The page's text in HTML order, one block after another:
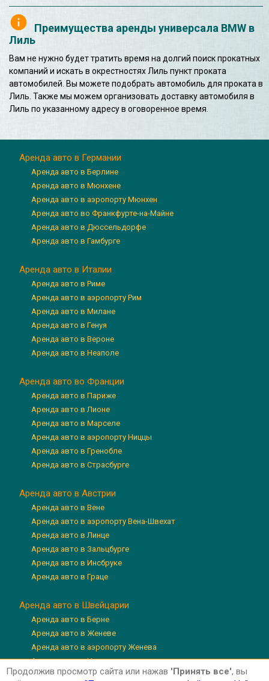
Преимущества аренды универсала BMW в
Лиль
Вам не нужно будет тратить время на долгий поиск прокатных
компаний и искать в окрестностях Лиль пункт проката
автомобилей. Вы можете подобрать автомобиль для проката в
Лиль. Также мы можем организовать доставку автомобиля в
Лиль по указанному адресу в оговоренное время.
Аренда авто в Германии
Аренда авто в Берлине
Аренда авто в Мюнхене
Аренда авто в аэропорту Мюнхен
Аренда авто во Франкфурте-на-Майне
Аренда авто в Дюссельдорфе
Аренда авто в Гамбурге
Аренда авто в Италии
Аренда авто в Риме
Аренда авто в аэропорту Рим
Аренда авто в Милане
Аренда авто в Генуя
Аренда авто в Вероне
Аренда авто в Неаполе
Аренда авто во Франции
Аренда авто в Париже
Аренда авто в Лионе
Аренда авто в Марселе
Аренда авто в аэропорту Ниццы
Аренда авто в Гренобле
Аренда авто в Страсбурге
Аренда авто в Австрии
Аренда авто в Вене
Аренда авто в аэропорту Вена-Швехат
Аренда авто в Линце
Аренда авто в Зальцбурге
Аренда авто в Инсбруке
Аренда авто в Граце
Аренда авто в Швейцарии
Аренда авто в Берне
Аренда авто в Женеве
Аренда авто в аэропорту Женева
Аренда авто в Цюрихе
Аренда авто в аэропорту Цюрих
Продолжив просмотр сайта или нажав 'Принять все', вы